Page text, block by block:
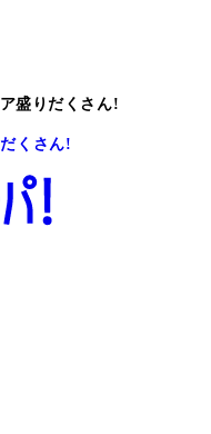
盛りだくさん!
くさん!